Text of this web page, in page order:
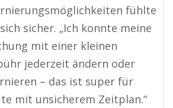
fühlte
sicher. „Ich konnte meine
mit einer kleinen
jederzeit ändern oder
– das ist super für
mit unsicherem Zeitplan.“